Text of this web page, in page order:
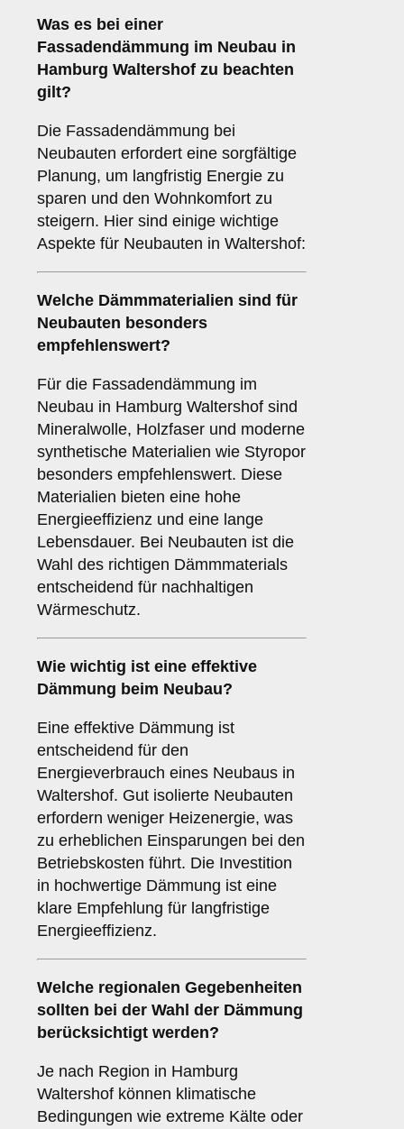
Was es bei einer
Fassadendämmung im Neubau in
Hamburg Waltershof zu beachten
gilt?
Die Fassadendämmung bei
Neubauten erfordert eine sorgfältige
Planung, um langfristig Energie zu
sparen und den Wohnkomfort zu
steigern. Hier sind einige wichtige
Aspekte für Neubauten in Waltershof:
Welche Dämmmaterialien sind für
Neubauten besonders
empfehlenswert?
Für die Fassadendämmung im
Neubau in Hamburg Waltershof sind
Mineralwolle, Holzfaser und moderne
synthetische Materialien wie Styropor
besonders empfehlenswert. Diese
Materialien bieten eine hohe
Energieeffizienz und eine lange
Lebensdauer. Bei Neubauten ist die
Wahl des richtigen Dämmmaterials
entscheidend für nachhaltigen
Wärmeschutz.
Wie wichtig ist eine effektive
Dämmung beim Neubau?
Eine effektive Dämmung ist
entscheidend für den
Energieverbrauch eines Neubaus in
Waltershof. Gut isolierte Neubauten
erfordern weniger Heizenergie, was
zu erheblichen Einsparungen bei den
Betriebskosten führt. Die Investition
in hochwertige Dämmung ist eine
klare Empfehlung für langfristige
Energieeffizienz.
Welche regionalen Gegebenheiten
sollten bei der Wahl der Dämmung
berücksichtigt werden?
Je nach Region in Hamburg
Waltershof können klimatische
Bedingungen wie extreme Kälte oder